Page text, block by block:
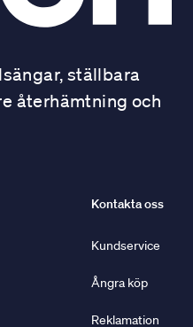
ställbara
återhämtning och
Kontakta oss
Kundservice
Ångra köp
Reklamation